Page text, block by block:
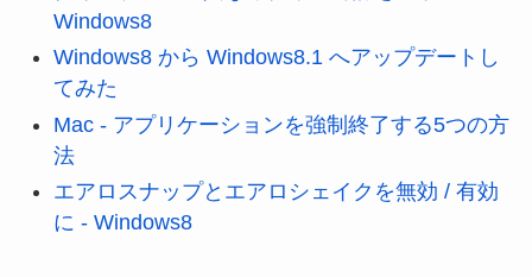
Windows8
Windows8 から Windows8.1 へアップデートし
てみた
Mac - アプリケーションを強制終了する5つの方
法
エアロスナップとエアロシェイクを無効 / 有効
に - Windows8